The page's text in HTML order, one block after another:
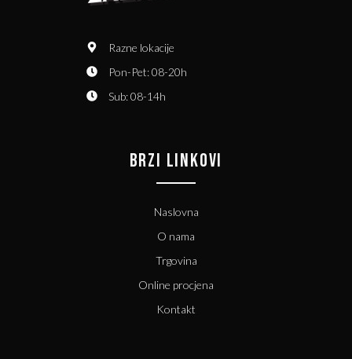
Razne lokacije
Pon-Pet: 08-20h
Sub: 08-14h
BRZI LINKOVI
Naslovna
O nama
Trgovina
Online procjena
Kontakt